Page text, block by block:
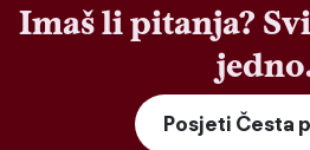
Imaš li pitanja?
Posjeti Česta